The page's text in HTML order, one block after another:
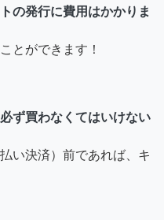
の発行に費用はかかりま
とができます！
ず買わなくてはいけない
い決済）前であれば、キ